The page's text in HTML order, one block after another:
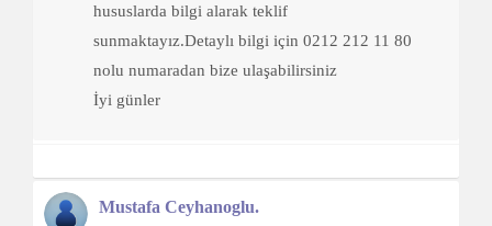
hususlarda bilgi alarak teklif
sunmaktayız.Detaylı bilgi için 0212 212 11 80
nolu numaradan bize ulaşabilirsiniz
İyi günler
Mustafa Ceyhanoglu.